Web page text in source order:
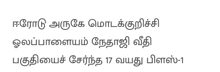
ஈரோடு அருகே மொடக்குறிச்சி
ஓலப்பாளையம் நேதாஜி வீதி
பகுதியைச் சேர்ந்த 17 வயது பிளஸ்-1